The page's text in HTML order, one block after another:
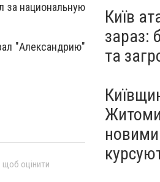
за национальную
"Александрию"
, щоб оцінити
Київ
зараз:
та